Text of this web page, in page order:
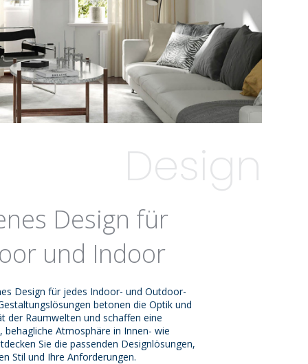
Design
Design für
und Indoor
Design für jedes Indoor- und Outdoor-
betonen die Optik und
der Raumwelten und schaffen eine
behagliche Atmosphäre in Innen- wie
Sie die passenden Designlösungen,
Stil und Ihre Anforderungen.